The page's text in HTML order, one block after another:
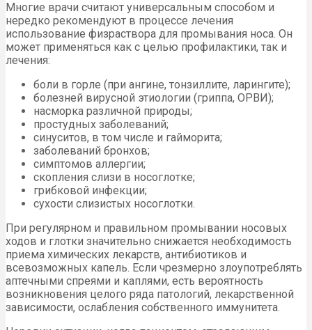
Многие врачи считают универсальным способом и
нередко рекомендуют в процессе лечения
использование физраствора для промывания носа. Он
может применяться как с целью профилактики, так и
лечения:
боли в горле (при ангине, тонзиллите, ларингите);
болезней вирусной этиологии (гриппа, ОРВИ);
насморка различной природы;
простудных заболеваний;
синуситов, в том числе и гайморита;
заболеваний бронхов;
симптомов аллергии;
скопления слизи в носоглотке;
грибковой инфекции;
сухости слизистых носоглотки.
При регулярном и правильном промывании носовых
ходов и глотки значительно снижается необходимость
приема химических лекарств, антибиотиков и
всевозможных капель. Если чрезмерно злоупотреблять
аптечными спреями и каплями, есть вероятность
возникновения целого ряда патологий, лекарственной
зависимости, ослабления собственного иммунитета.